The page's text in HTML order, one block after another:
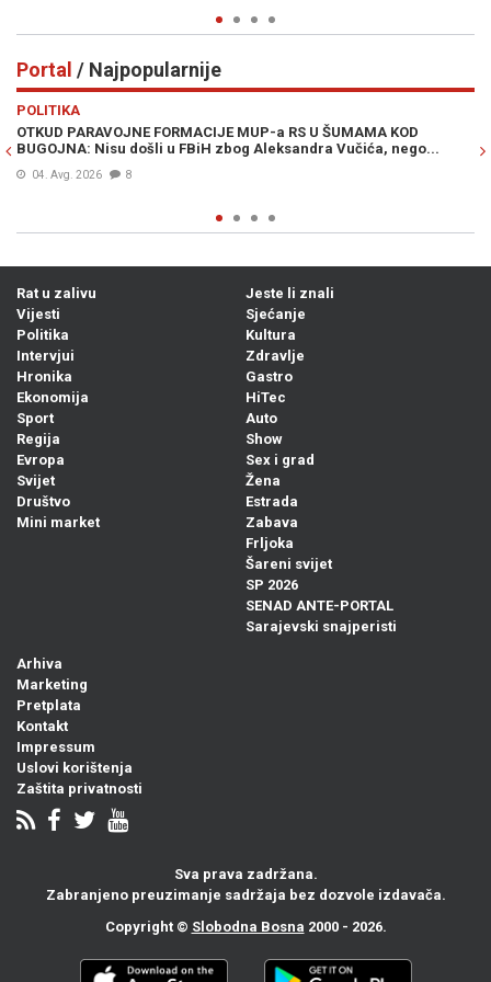
Portal / Najpopularnije
POLITIKA
OTKUD PARAVOJNE FORMACIJE MUP-a RS U ŠUMAMA KOD
BUGOJNA: Nisu došli u FBiH zbog Aleksandra Vučića, nego...
04. Avg. 2026 8
Rat u zalivu
Vijesti
Politika
Intervjui
Hronika
Ekonomija
Sport
Regija
Evropa
Svijet
Društvo
Mini market
Jeste li znali
Sjećanje
Kultura
Zdravlje
Gastro
HiTec
Auto
Show
Sex i grad
Žena
Estrada
Zabava
Frljoka
Šareni svijet
SP 2026
SENAD ANTE-PORTAL
Sarajevski snajperisti
Arhiva
Marketing
Pretplata
Kontakt
Impressum
Uslovi korištenja
Zaštita privatnosti
Sva prava zadržana.
Zabranjeno preuzimanje sadržaja bez dozvole izdavača.
Copyright © Slobodna Bosna 2000 - 2026.